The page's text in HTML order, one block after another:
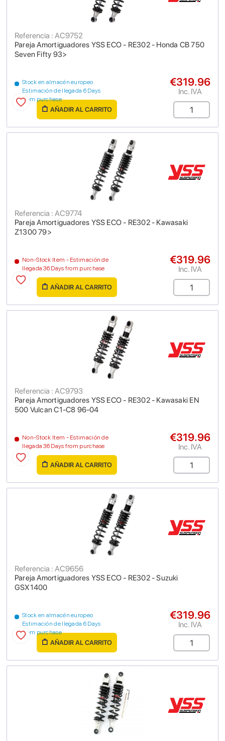
Pareja Amortiguadores YSS ECO - RE302 - Honda CB 750
Seven Fifty 93>
Referencia : AC9752
Stock en almacén europeo
Estimación de llegada 6 Days
from purchase
€319.96
Inc. IVA
AÑADIR AL CARRITO
Pareja Amortiguadores YSS ECO - RE302 - Kawasaki
Z1300 79>
Referencia : AC9774
Non-Stock Item - Estimación de
llegada 36 Days from purchase
€319.96
Inc. IVA
AÑADIR AL CARRITO
Pareja Amortiguadores YSS ECO - RE302 - Kawasaki EN
500 Vulcan C1-C8 96-04
Referencia : AC9793
Non-Stock Item - Estimación de
llegada 36 Days from purchase
€319.96
Inc. IVA
AÑADIR AL CARRITO
Pareja Amortiguadores YSS ECO - RE302 - Suzuki
GSX1400
Referencia : AC9656
Stock en almacén europeo
Estimación de llegada 6 Days
from purchase
€319.96
Inc. IVA
AÑADIR AL CARRITO